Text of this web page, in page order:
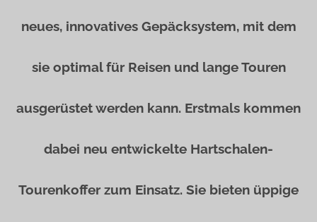
neues, innovatives Gepäcksystem, mit dem
sie optimal für Reisen und lange Touren
ausgerüstet werden kann. Erstmals kommen
dabei neu entwickelte Hartschalen-
Tourenkoffer zum Einsatz. Sie bieten üppige